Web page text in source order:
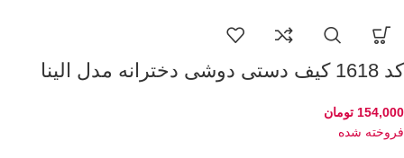
کد 1618 کیف دستی دوشی دخترانه مدل الینا
154,000 تومان
فروخته شده